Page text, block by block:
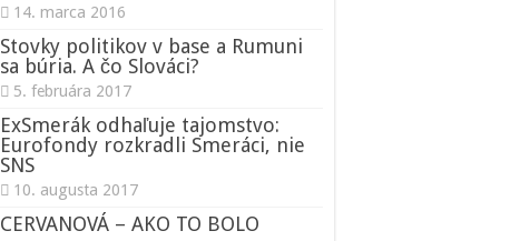
14. marca 2016
Stovky politikov v base a Rumuni
sa búria. A čo Slováci?
5. februára 2017
ExSmerák odhaľuje tajomstvo:
Eurofondy rozkradli Smeráci, nie
SNS
10. augusta 2017
CERVANOVÁ – AKO TO BOLO